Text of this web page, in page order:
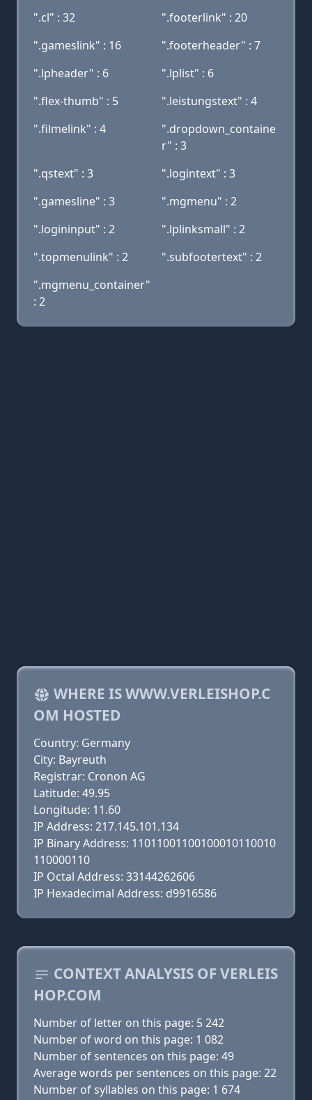
".cl" : 32
".footerlink" : 20
".gameslink" : 16
".footerheader" : 7
".lpheader" : 6
".lplist" : 6
".flex-thumb" : 5
".leistungstext" : 4
".filmelink" : 4
".dropdown_containe
r" : 3
".qstext" : 3
".logintext" : 3
".gamesline" : 3
".mgmenu" : 2
".logininput" : 2
".lplinksmall" : 2
".topmenulink" : 2
".subfootertext" : 2
".mgmenu_container"
: 2
WHERE IS WWW.VERLEISHOP.C
OM HOSTED
Country: Germany
City: Bayreuth
Registrar: Cronon AG
Latitude: 49.95
Longitude: 11.60
IP Address: 217.145.101.134
IP Binary Address: 11011001100100010110010
110000110
IP Octal Address: 33144262606
IP Hexadecimal Address: d9916586
CONTEXT ANALYSIS OF VERLEIS
HOP.COM
Number of letter on this page: 5 242
Number of word on this page: 1 082
Number of sentences on this page: 49
Average words per sentences on this page: 22
Number of syllables on this page: 1 674